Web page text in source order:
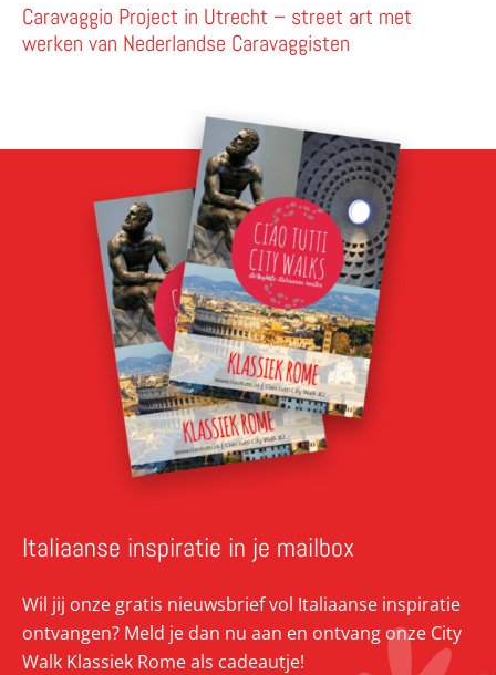
Caravaggio Project in Utrecht – street art met
werken van Nederlandse Caravaggisten
Italiaanse inspiratie in je mailbox
Wil jij onze gratis nieuwsbrief vol Italiaanse inspiratie
ontvangen? Meld je dan nu aan en ontvang onze City
Walk Klassiek Rome als cadeautje!